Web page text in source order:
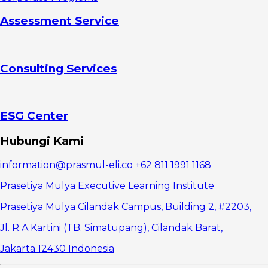
3. Risiko
Tahapan
1.
Tujuan dan
Use Case AI
Membangun
AI Literacy
dan Budaya
Kolaborasi
Implementasi
Evaluasi
Berkelanjutan
Assessment Service
Consulting Services
ESG Center
Hubungi Kami
information@prasmul-eli.co +62 811 1991 1168
Prasetiya Mulya Executive Learning Institute
Prasetiya Mulya Cilandak Campus, Building 2, #2203,
Jl. R.A Kartini (TB. Simatupang), Cilandak Barat,
Jakarta 12430 Indonesia